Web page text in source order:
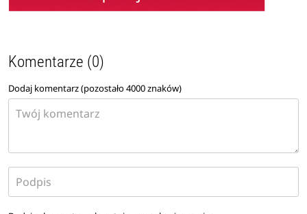
Komentarze (0)
Dodaj komentarz (pozostało4000znaków)